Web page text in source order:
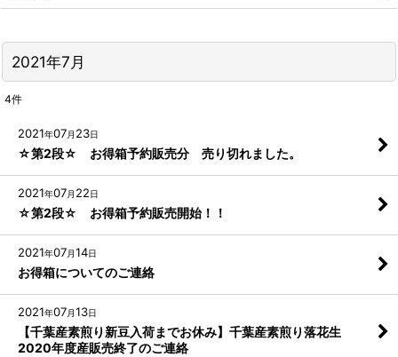
2021年7月
4件
2021年07月 23日
☆第2段☆ お得箱予約販売分 売り切れました。
2021年07月 22日
☆第2段☆ お得箱予約販売開始！！
2021年07月14日
お得箱についてのご連絡
2021年07月13日
【千葉産素煎り新豆入荷までお休み】千葉産素煎り落花生
2020年度産販売終了のご連絡